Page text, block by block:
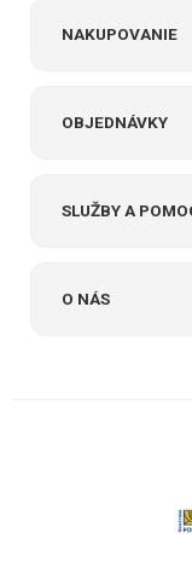
NAKUPOVANIE
OBJEDNÁVKY
SLUŽBY A
O NÁS